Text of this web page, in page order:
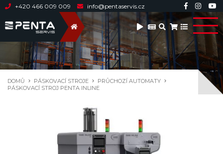
+420 466 009 009 info@pentaservis.cz
DOMŮ PÁSKOVACÍ STROJE
PRŮCHOZÍ AUTOMATY
PÁSKOVACÍ STROJ PENTA INLINE